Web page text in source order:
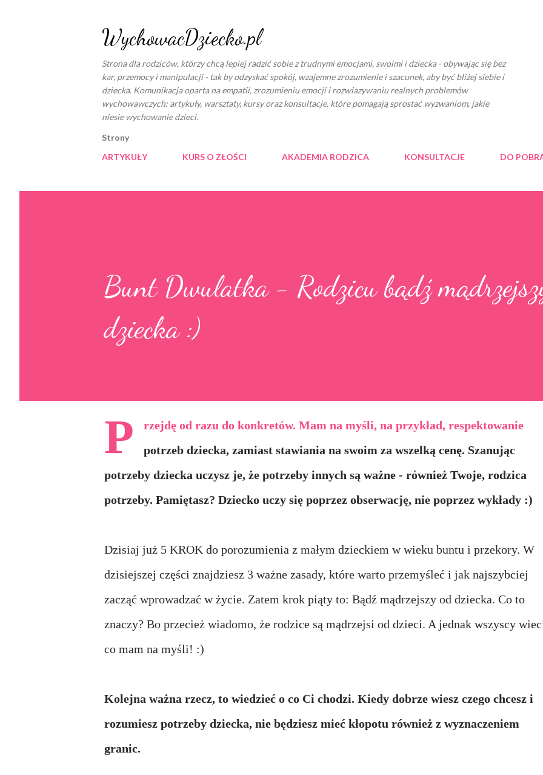
WychowacDziecko.pl
Strona dla rodziców, którzy chcą lepiej radzić sobie z trudnymi emocjami, swoimi i dziecka - obywając się bez
kar, przemocy i manipulacji - tak by odzyskać spokój, wzajemne zrozumienie i szacunek, aby być bliżej siebie i
dziecka. Komunikacja oparta na empatii, zrozumieniu emocji i rozwiazywaniu realnych problemów
wychowawczych: artykuły, warsztaty, kursy oraz konsultacje, które pomagają sprostać wyzwaniom, jakie
niesie wychowanie dzieci.
Strony
ARTYKUŁY
KURS O ZŁOŚCI AKADEMIA RODZICA KONSULTACJE DO
Bunt Dwulatka - Rodzicu bądź
dziecka :)
P
rzejdę od razu do konkretów. Mam na myśli, na przykład, respektowanie
potrzeb dziecka, zamiast stawiania na swoim za wszelką cenę. Szanując
potrzeby dziecka uczysz je, że potrzeby innych są ważne - również Twoje, rodzica
potrzeby. Pamiętasz? Dziecko uczy się poprzez obserwację, nie poprzez wykłady :)
Dzisiaj już 5 KROK do porozumienia z małym dzieckiem w wieku buntu i przekory. W
dzisiejszej części znajdziesz 3 ważne zasady, które warto przemyśleć i jak najszybciej
zacząć wprowadzać w życie. Zatem krok piąty to: Bądź mądrzejszy od dziecka. Co to
znaczy? Bo przecież wiadomo, że rodzice są mądrzejsi od dzieci. A jednak wszyscy
co mam na myśli! :)
Kolejna ważna rzecz, to wiedzieć o co Ci chodzi. Kiedy dobrze wiesz czego chcesz i
rozumiesz potrzeby dziecka, nie będziesz mieć kłopotu również z wyznaczeniem
granic.